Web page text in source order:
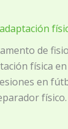
de
física
en
físico.